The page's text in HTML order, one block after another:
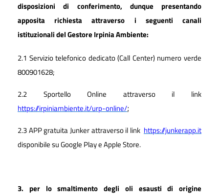
disposizioni di conferimento, dunque presentando
apposita richiesta attraverso i seguenti canali
istituzionali del Gestore Irpinia Ambiente:
2.1 Servizio telefonico dedicato (Call Center) numero verde
800901628;
2.2 Sportello Online attraverso il link
https://irpiniambiente.it/urp-online/;
2.3 APP gratuita Junker attraverso il link https://junkerapp.it
disponibile suGoogle Play e Apple Store.
3. per lo smaltimento degli oli esausti di origine